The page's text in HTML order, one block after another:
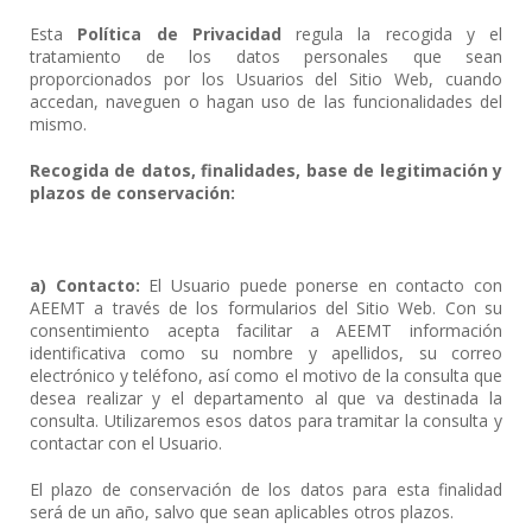
Esta Política de Privacidad regula la recogida y el
tratamiento de los datos personales que sean
proporcionados por los Usuarios del Sitio Web, cuando
accedan, naveguen o hagan uso de las funcionalidades del
mismo.
Recogida de datos, finalidades, base de legitimación y
plazos de conservación:
a) Contacto: El Usuario puede ponerse en contacto con
AEEMT a través de los formularios del Sitio Web. Con su
consentimiento acepta facilitar a AEEMT información
identificativa como su nombre y apellidos, su correo
electrónico y teléfono, así como el motivo de la consulta que
desea realizar y el departamento al que va destinada la
consulta. Utilizaremos esos datos para tramitar la consulta y
contactar con el Usuario.
El plazo de conservación de los datos para esta finalidad
será de un año, salvo que sean aplicables otros plazos.